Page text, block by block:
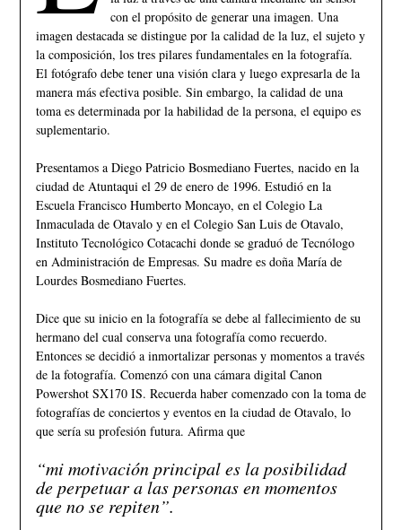
con el propósito de generar una imagen. Una
imagen destacada se distingue por la calidad de la luz, el sujeto y
la composición, los tres pilares fundamentales en la fotografía.
El fotógrafo debe tener una visión clara y luego expresarla de la
manera más efectiva posible. Sin embargo, la calidad de una
toma es determinada por la habilidad de la persona, el equipo es
suplementario.
Presentamos a Diego Patricio Bosmediano Fuertes, nacido en la
ciudad de Atuntaqui el 29 de enero de 1996. Estudió en la
Escuela Francisco Humberto Moncayo, en el Colegio La
Inmaculada de Otavalo y en el Colegio San Luis de Otavalo,
Instituto Tecnológico Cotacachi donde se graduó de Tecnólogo
en Administración de Empresas. Su madre es doña María de
Lourdes Bosmediano Fuertes.
Dice que su inicio en la fotografía se debe al fallecimiento de su
hermano del cual conserva una fotografía como recuerdo.
Entonces se decidió a inmortalizar personas y momentos a través
de la fotografía. Comenzó con una cámara digital Canon
Powershot SX170 IS. Recuerda haber comenzado con la toma de
fotografías de conciertos y eventos en la ciudad de Otavalo, lo
que sería su profesión futura. Afirma que
“mi motivación principal es la posibilidad
de perpetuar a las personas en momentos
que no se repiten”.